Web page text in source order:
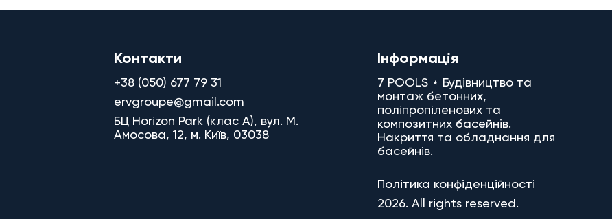
Контакти
+38 (050) 677 79 31
ervgroupe@gmail.com
БЦ Horizon Park (клас A), вул. М.
Амосова, 12, м. Київ, 03038
Інформація
7 POOLS ⋆ Будівництво та
монтаж бетонних,
поліпропіленових та
композитних басейнів.
Накриття та обладнання для
басейнів.
Політика конфіденційності
2026. All rights reserved.